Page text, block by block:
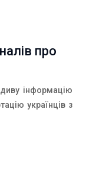
про
інформацію
українців з